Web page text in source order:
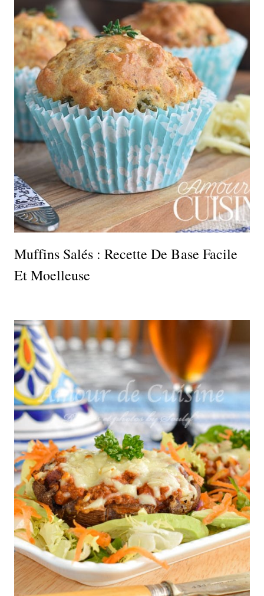
Muffins Salés : Recette De Base Facile
Et Moelleuse